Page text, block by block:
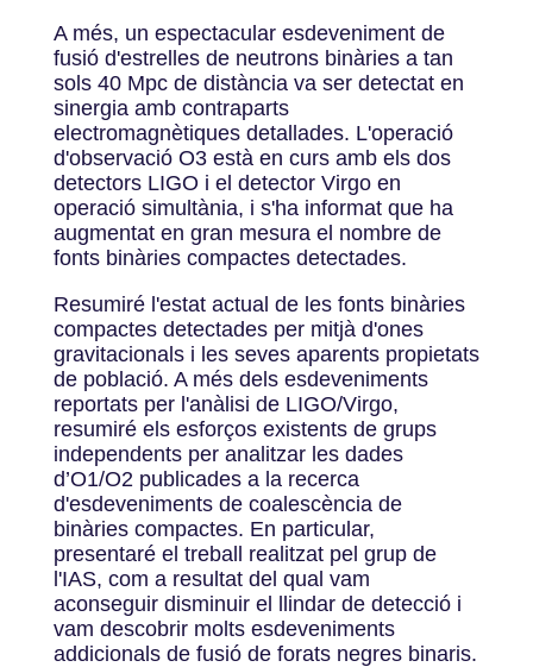
A més, un espectacular esdeveniment de
fusió d'estrelles de neutrons binàries a tan
sols 40 Mpc de distància va ser detectat en
sinergia amb contraparts
electromagnètiques detallades. L'operació
d'observació O3 està en curs amb els dos
detectors LIGO i el detector Virgo en
operació simultània, i s'ha informat que ha
augmentat en gran mesura el nombre de
fonts binàries compactes detectades.
Resumiré l'estat actual de les fonts binàries
compactes detectades per mitjà d'ones
gravitacionals i les seves aparents propietats
de població. A més dels esdeveniments
reportats per l'anàlisi de LIGO/Virgo,
resumiré els esforços existents de grups
independents per analitzar les dades
d’O1/O2 publicades a la recerca
d'esdeveniments de coalescència de
binàries compactes. En particular,
presentaré el treball realitzat pel grup de
l'IAS, com a resultat del qual vam
aconseguir disminuir el llindar de detecció i
vam descobrir molts esdeveniments
addicionals de fusió de forats negres binaris.